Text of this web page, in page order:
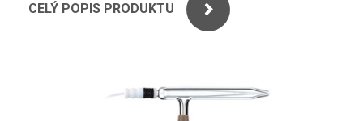
ICP
CELÝ POPIS PRODUKTU